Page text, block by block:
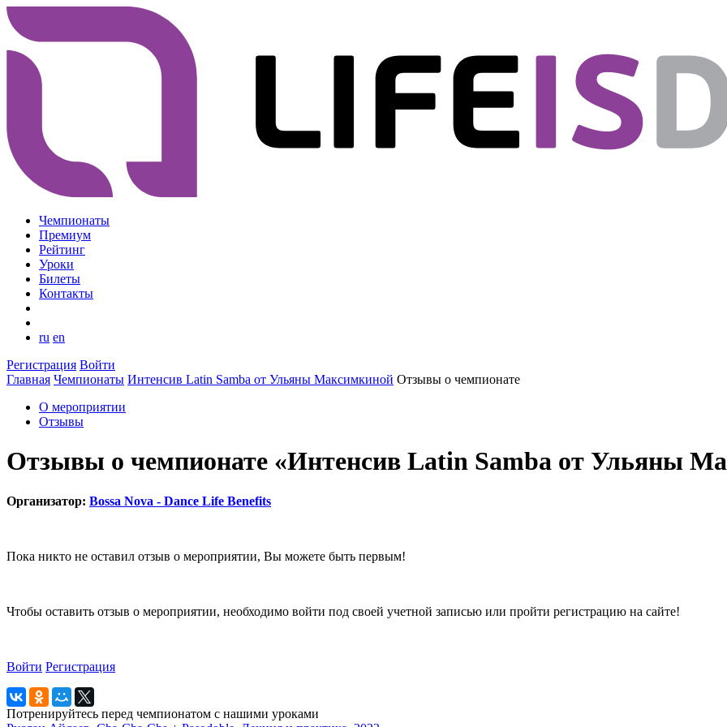
Чемпионаты
Премиум
Рейтинг
Уроки
Билеты
Контакты
ru en
Регистрация Войти
Главная Чемпионаты Интенсив Latin Samba от Ульяны Максимкиной Отзывы о чемпионате
О мероприятии
Отзывы
Отзывы о чемпионате «Интенсив Latin Samba от Ульяны
Организатор: Bossa Nova - Dance Life Benefits
Пока никто не оставил отзыв о мероприятии, Вы можете быть первым!
Чтобы оставить отзыв о мероприятии, необходимо войти под своей учетной записью или пройти регистрацию на сайте!
Войти Регистрация
Потренируйтесь перед чемпионатом с нашими уроками